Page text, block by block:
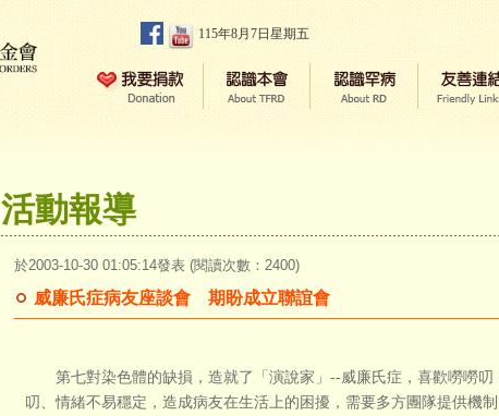
115年8月7日星期五
活動報導
於2003-10-30 01:05:14發表 (閱讀次數：2400)
威廉氏症病友座談會 期盼成立聯誼會
第七對染色體的缺損，造就了「演說家」--威廉氏症，喜歡嘮嘮叨
叨、情緒不易穩定，造成病友在生活上的困擾，需要多方團隊提供機制